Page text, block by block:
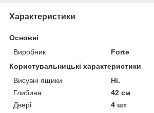
Характеристики
Основні
Виробник
Forte
Користувальницькі характеристики
Висувні ящики
Ні.
Глибина
42 см
Двері
4 шт